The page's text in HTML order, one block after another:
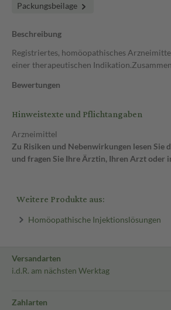
Packungsbeilage
Beschreibung
Registriertes, homöopathisches
einer therapeutischen
Bewertungen
Hinweistexte und Pflichtangaben
Arzneimittel
Zu Risiken und Nebenwirkungen lesen Sie
und fragen Sie Ihre Ärztin, Ihren Arzt oder
Weitere Produkte aus:
Homöopathische Injektionslösungen
Versandarten
i.d.R. am nächsten Werktag
Zahlarten